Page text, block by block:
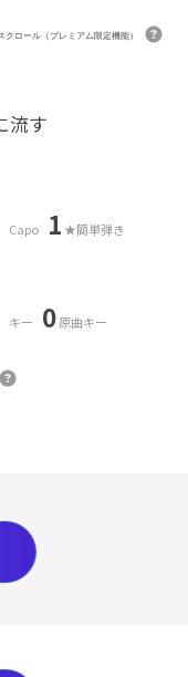
クロール（プレミアム限定機能）
流す
Capo 1 ★簡単弾き
キー 0原曲キー